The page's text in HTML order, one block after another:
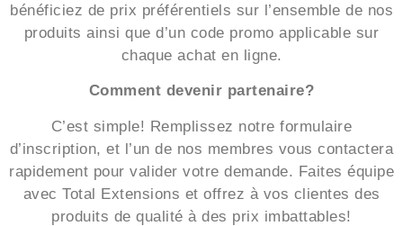
bénéficiez de prix préférentiels sur l’ensemble de nos
produits ainsi que d’un code promo applicable sur
chaque achat en ligne.
Comment devenir partenaire?
C’est simple! Remplissez notre formulaire
d’inscription, et l’un de nos membres vous contactera
rapidement pour valider votre demande. Faites équipe
avec Total Extensions et offrez à vos clientes des
produits de qualité à des prix imbattables!